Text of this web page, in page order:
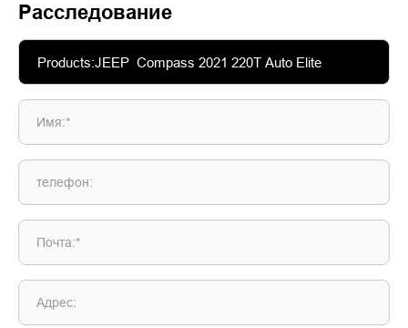
Расследование
Имя:*
телефон:
Почта:*
Адрес: